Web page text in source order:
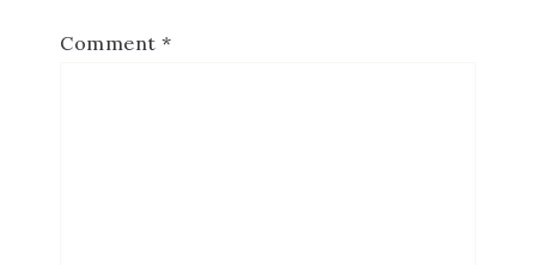
Comment *